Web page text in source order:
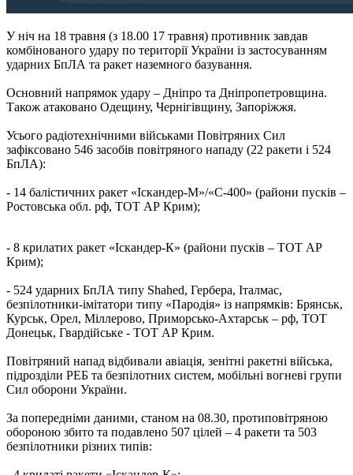
У ніч на 18 травня (з 18.00 17 травня) противник завдав
комбінованого удару по території України із застосуванням
ударних БпЛА та ракет наземного базування.
Основний напрямок удару – Дніпро та Дніпропетровщина.
Також атаковано Одещину, Чернігівщину, Запоріжжя.
Усього радіотехнічними військами Повітряних Сил
зафіксовано 546 засобів повітряного нападу (22 ракети і 524
БпЛА):
- 14 балістичних ракет «Іскандер-М»/«С-400» (райони пусків –
Ростовська обл. рф, ТОТ АР Крим);
- 8 крилатих ракет «Іскандер-К» (райони пусків – ТОТ АР
Крим);
- 524 ударних БпЛА типу Shahed, Гербера, Італмас,
безпілотники-імітатори типу «Пародія» із напрямків: Брянськ,
Курськ, Орел, Міллерово, Приморсько-Ахтарськ – рф, ТОТ
Донецьк, Гвардійське - ТОТ АР Крим.
Повітряний напад відбивали авіація, зенітні ракетні війська,
підрозділи РЕБ та безпілотних систем, мобільні вогневі групи
Сил оборони України.
За попередніми даними, станом на 08.30, протиповітряною
обороною збито та подавлено 507 цілей – 4 ракети та 503
безпілотники різних типів: